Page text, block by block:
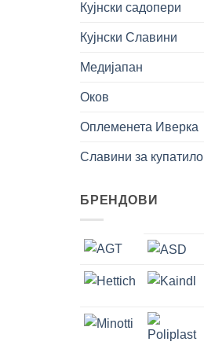
Кујнски садопери
Кујнски Славини
Медијапан
Оков
Оплеменета Иверка
Славини за купатило
БРЕНДОВИ